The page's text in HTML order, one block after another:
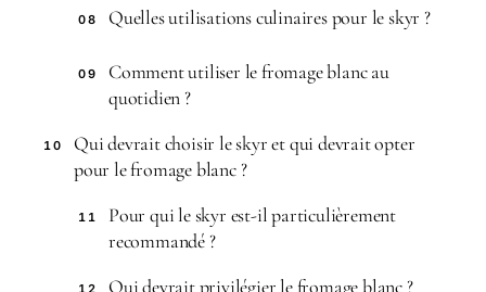
08 Quelles utilisations culinaires pour le skyr ?
09
Comment utiliser le fromage blanc au
quotidien ?
10
Qui devrait choisir le skyr et qui devrait opter
pour le fromage blanc ?
11
Pour qui le skyr est-il particulièrement
recommandé ?
12 Qui devrait privilégier le fromage blanc ?